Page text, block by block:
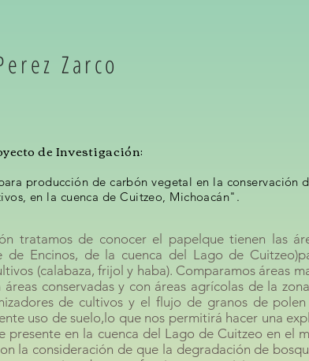
Zarco
de Investigación:
producción de carbón vegetal en la conservación
en la cuenca de Cuitzeo, Michoacán".
tratamos de conocer el papelque tienen las
de Encinos, de la cuenca del Lago de
(calabaza, frijol y haba). Comparamos áreas
conservadas y con áreas agrícolas de la
de cultivos y el flujo de granos de
uso de suelo,lo que nos permitirá hacer una
presente en la cuenca del Lago de Cuitzeo en el
la consideración de que la degradación de